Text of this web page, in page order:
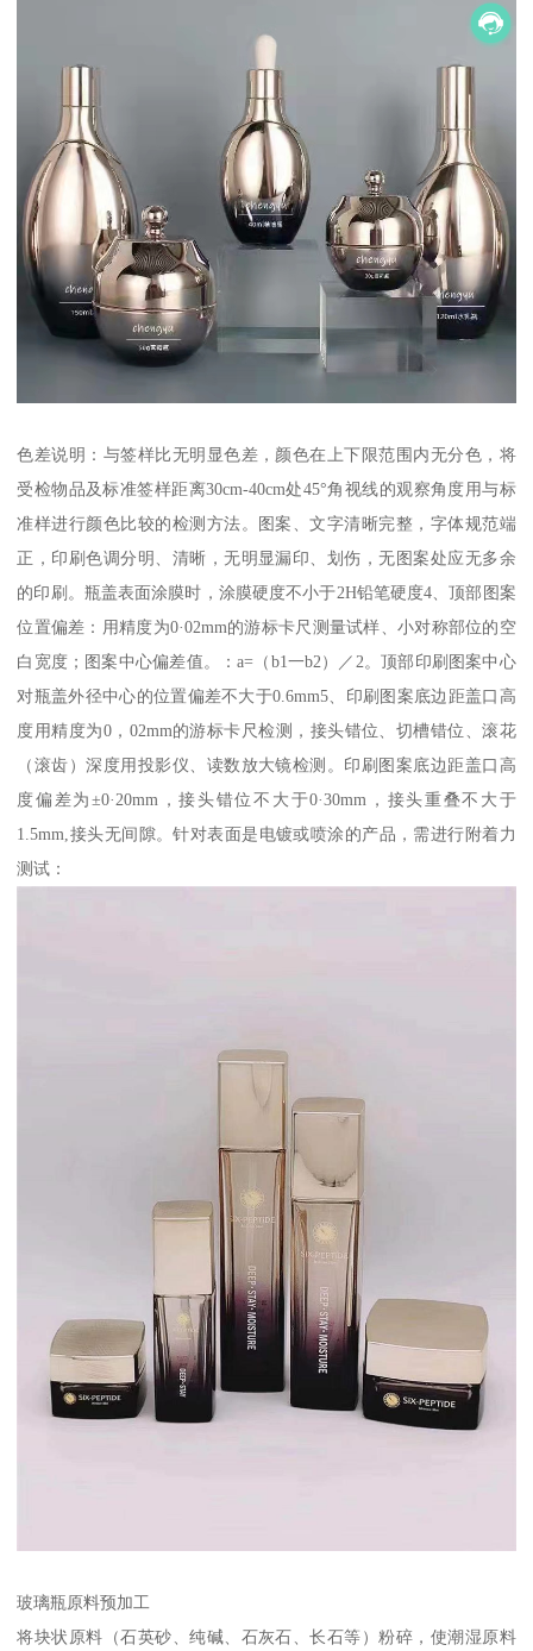
色差说明：与签样比无明显色差，颜色在上下限范围内无分色，将
受检物品及标准签样距离30cm-40cm处45°角视线的观察角度用与标
准样进行颜色比较的检测方法。图案、文字清晰完整，字体规范端
正，印刷色调分明、清晰，无明显漏印、划伤，无图案处应无多余
的印刷。瓶盖表面涂膜时，涂膜硬度不小于2H铅笔硬度4、顶部图案
位置偏差：用精度为0·02mm的游标卡尺测量试样、小对称部位的空
白宽度；图案中心偏差值。：a=（b1一b2）／2。顶部印刷图案中心
对瓶盖外径中心的位置偏差不大于0.6mm5、印刷图案底边距盖口高
度用精度为0，02mm的游标卡尺检测，接头错位、切槽错位、滚花
（滚齿）深度用投影仪、读数放大镜检测。印刷图案底边距盖口高
度偏差为±0·20mm，接头错位不大于0·30mm，接头重叠不大于
1.5mm,接头无间隙。针对表面是电镀或喷涂的产品，需进行附着力
测试：
玻璃瓶原料预加工
将块状原料（石英砂、纯碱、石灰石、长石等）粉碎，使潮湿原料